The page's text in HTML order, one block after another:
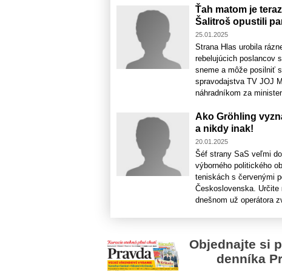
Ťah matom je
Šalitroš opustili
25.01.2025
Strana Hlas urobila
rebelujúcich poslancov
sneme a môže posilniť
spravodajstva TV JOJ
náhradníkom za
Ako Gröhling
a nikdy inak!
20.01.2025
Šéf strany SaS veľmi
výborného politického
teniskách s červenými
Československa. Určite
dnešnom už operátora
Objednajte si
denníka